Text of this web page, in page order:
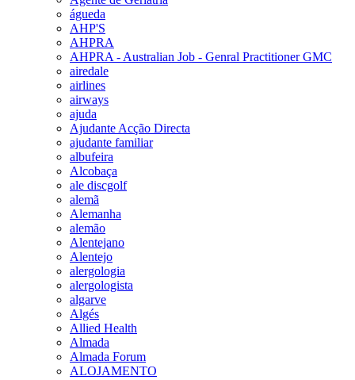
águeda
AHP'S
AHPRA
AHPRA - Australian Job - Genral Practitioner GMC
airedale
airlines
airways
ajuda
Ajudante Acção Directa
ajudante familiar
albufeira
Alcobaça
ale discgolf
alemã
Alemanha
alemão
Alentejano
Alentejo
alergologia
alergologista
algarve
Algés
Allied Health
Almada
Almada Forum
ALOJAMENTO